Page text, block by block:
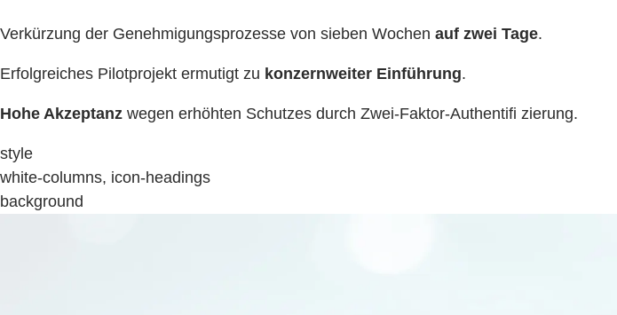
Verkürzung der Genehmigungsprozesse von sieben Wochen auf zwei Tage.
Erfolgreiches Pilotprojekt ermutigt zu konzernweiter Einführung.
Hohe Akzeptanz wegen erhöhten Schutzes durch Zwei-Faktor-Authentifi zierung.
style
white-columns, icon-headings
background